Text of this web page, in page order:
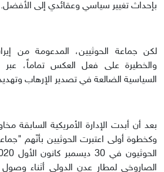
بإحداث تغيير سياسي وعقائدي إلى الأفضل.
لكن جماعة الحوثيين، المدعومة من
والخطيرة على فعل العكس تماماً، عبر
السياسية الضالعة في تصدير الإرهاب
بعد أن أبدت الإدارة الأمريكية السابقة
وكخطوة أولى اعتبرت الحوثيين بأنّهم
الصاروخي لمطار عدن الدولي أثناء